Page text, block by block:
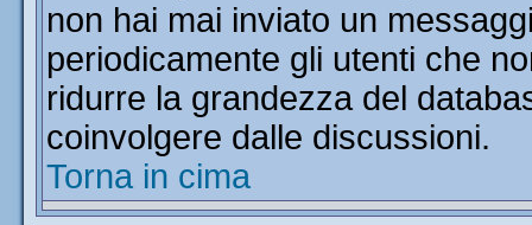
non hai mai inviato un
periodicamente gli utenti che
ridurre la grandezza del
coinvolgere dalle discussioni.
Torna in cima